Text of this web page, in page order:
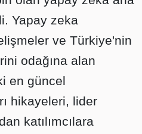
Yapay zeka
ve Türkiye'nin
odağına alan
en güncel
hikayeleri, lider
katılımcılara